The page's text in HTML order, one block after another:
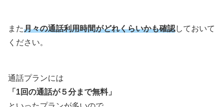
また月々の通話利用時間がどれくらいかも確認しておいて
ください。
通話プランには
「1回の通話が５分まで無料」